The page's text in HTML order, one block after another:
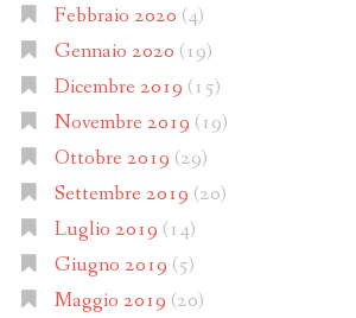
Febbraio 2020 (4)
Gennaio 2020 (19)
Dicembre 2019 (15)
Novembre 2019 (19)
Ottobre 2019 (29)
Settembre 2019 (20)
Luglio 2019 (14)
Giugno 2019 (5)
Maggio 2019 (20)